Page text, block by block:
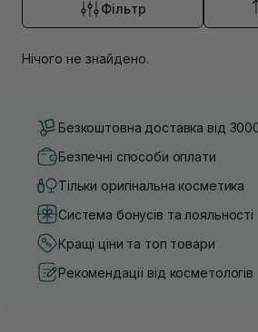
Фільтр
Нічого не знайдено.
Безкоштовна доставка від
Безпечні способи оплати
Тільки оригінальна косметика
Система бонусів та лояльності
Кращі ціни та топ товари
Рекомендації від косметологів